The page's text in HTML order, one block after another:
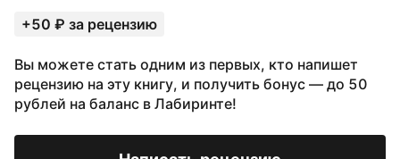
+50 ₽ за рецензию
Вы можете стать одним из первых, кто напишет
рецензию на эту книгу, и получить бонус — до 50
рублей на баланс в Лабиринте!